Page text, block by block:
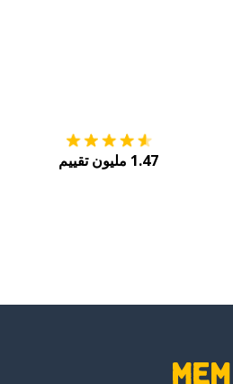
1.47 مليون تقييم